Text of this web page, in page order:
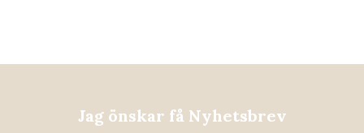
Jag önskar få Nyhetsbrev